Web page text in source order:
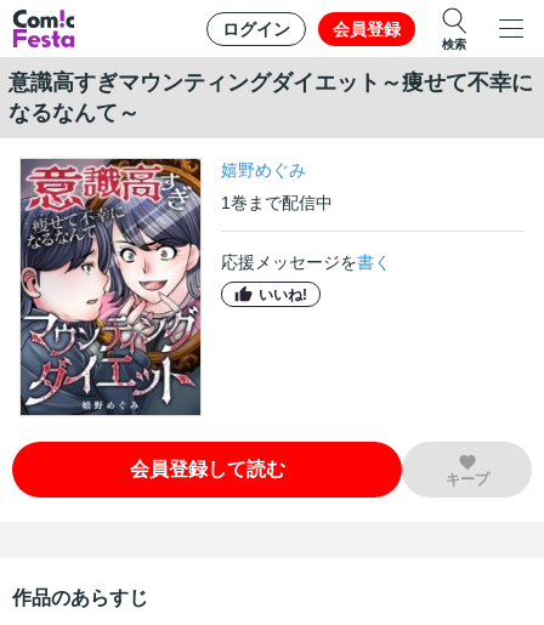
ログイン 会員登録
検索
意識高すぎマウンティングダイエット～痩せて不幸に
なるなんて～
嬉野めぐみ
1巻 まで配信中
応援メッセージを書く
いいね!
会員登録して読む キープ
作品のあらすじ